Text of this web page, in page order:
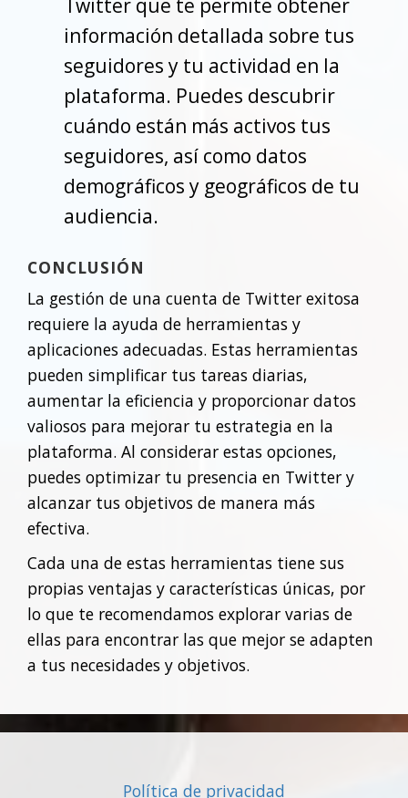
Twitter que te permite obtener
información detallada sobre tus
seguidores y tu actividad en la
plataforma. Puedes descubrir
cuándo están más activos tus
seguidores, así como datos
demográficos y geográficos de tu
audiencia.
CONCLUSIÓN
La gestión de una cuenta de Twitter exitosa
requiere la ayuda de herramientas y
aplicaciones adecuadas. Estas herramientas
pueden simplificar tus tareas diarias,
aumentar la eficiencia y proporcionar datos
valiosos para mejorar tu estrategia en la
plataforma. Al considerar estas opciones,
puedes optimizar tu presencia en Twitter y
alcanzar tus objetivos de manera más
efectiva.
Cada una de estas herramientas tiene sus
propias ventajas y características únicas, por
lo que te recomendamos explorar varias de
ellas para encontrar las que mejor se adapten
a tus necesidades y objetivos.
Política de privacidad